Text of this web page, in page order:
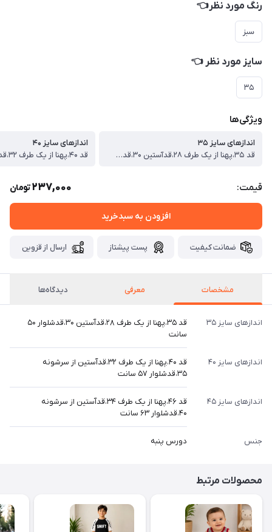
رنگ مورد نظر👈
سبز
سایز مورد نظر 👈
۳۵
ویژگی‌ها
اندازهای سایز ۳۵
قد ۳۵،پهنا از یک طرف ۲۸،قدآستین ۳۰،قدشلوار ۵۰ سانت
اندازهای سایز ۴۰
قیمت: 237,000تومان
افزودن به سبدخرید
ضمانت کیفیت پست پیشتاز ارسال از قزوین
مشخصات معرفی دیدگاه‌ها
اندازهای سایز ۳۵
قد ۳۵،پهنا از یک طرف ۲۸،قدآستین ۳۰،قدشلوار ۵۰
سانت
اندازهای سایز ۴۰
قد ۴۰،پهنا از یک طرف ۳۲،قدآستین از سرشونه
۳۵،قدشلوار ۵۷ سانت
اندازهای سایز ۴۵
قد ۴۶،پهنا از یک طرف ۳۴،قدآستین از سرشونه
۴۰،قدشلوار ۶۳ سانت
جنس دورس پنبه
محصولات مرتبط